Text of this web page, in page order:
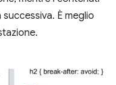
È meglio